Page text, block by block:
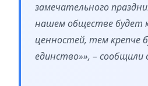
замечательного
нашем обществе будет
ценностей, тем крепче
единство»», – сообщили